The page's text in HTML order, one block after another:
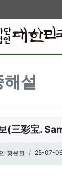
해설
(三彩宝.
지 정보
황윤환 작성일
25-07-